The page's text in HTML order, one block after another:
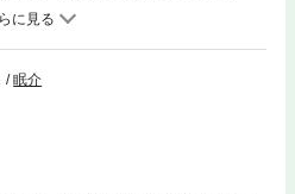
め、硬くて食べにくいパンしか知らな
うと奔走する。その手作りパンは精霊
コマ漫画も収録!!
眠介